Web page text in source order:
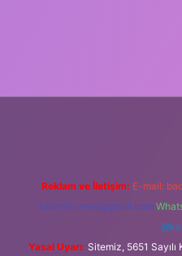
Reklam ve İletişim: E-mail:
forumhizmeti@gmail.com
Yasal Uyarı: Sitemiz, 5651